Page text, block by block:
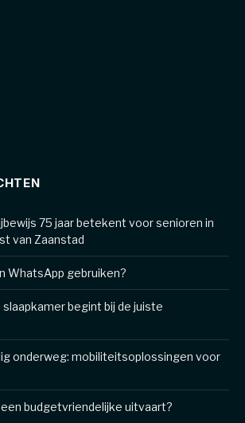
75 jaar betekent voor senioren in
van Zaanstad
WhatsApp gebruiken?
begint bij de juiste
onderweg: mobiliteitsoplossingen voor
budgetvriendelijke uitvaart?